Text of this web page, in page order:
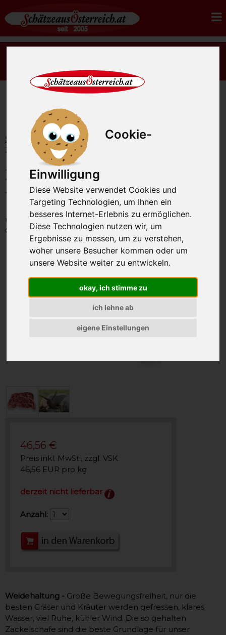
Cookie-
Einwilligung
Diese Website verwendet Cookies und
Targeting Technologien, um Ihnen ein
besseres Internet-Erlebnis zu ermöglichen.
Diese Technologien nutzen wir, um
Ergebnisse zu messen, um zu verstehen,
woher unsere Besucher kommen oder um
unsere Website weiter zu entwickeln.
okay, ich stimme zu
ich lehne ab
eigene Einstellungen
Startseite Gourmetfleisch
Zackelschaf Fleisch
Zackelschaf Osso Buco ca. 1,0 kg
Zackelschaf Osso Buco ca.
1,0 kg
unsere Artikel-Nummer: SAO1423
Gewicht: 1000g
46,56 €
Preis inkl. MwSt., zzgl. VSK
46,56 EUR pro kg
derzeit nicht lieferbar
Anzahl:
Weidehaltung - Große Bewegungsfreiheit, nur die
besten Gräser und Kräuter werden gefressen, klares
Wasser, viel Ruhe, kühler Wind. Die so gehalten
Zackelschafe sind die beste Grundlage für unser